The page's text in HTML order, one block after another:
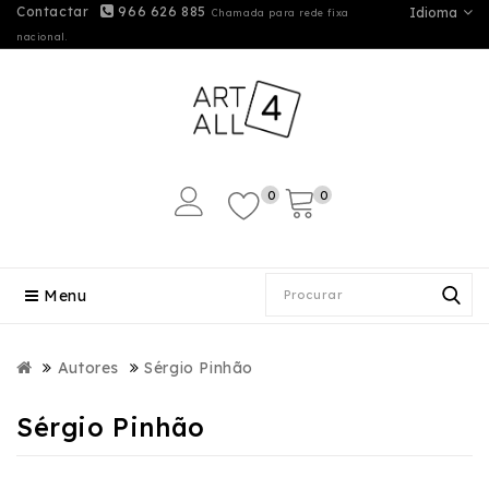
Idioma
Contactar 966 626 885
Chamada para rede fixa
nacional.
0 0
Menu
Autores Sérgio Pinhão
Sérgio Pinhão